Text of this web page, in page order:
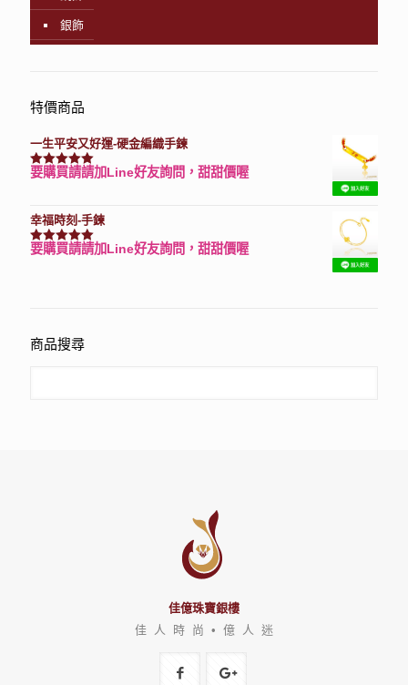
銀飾
特價商品
一生平安又好運-硬金編織手鍊
評分7740滿分 5
要購買請請加Line好友詢問，甜甜價喔
幸福時刻-手鍊
評分3150滿分 5
要購買請請加Line好友詢問，甜甜價喔
商品搜尋
佳億珠寶銀樓
佳 人 時 尚 • 億 人 迷